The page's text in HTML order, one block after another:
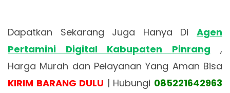
Dapatkan Sekarang Juga Hanya Di Agen
Pertamini Digital Kabupaten Pinrang ,
Harga Murah dan Pelayanan Yang Aman Bisa
KIRIM BARANG DULU | Hubungi 085221642963